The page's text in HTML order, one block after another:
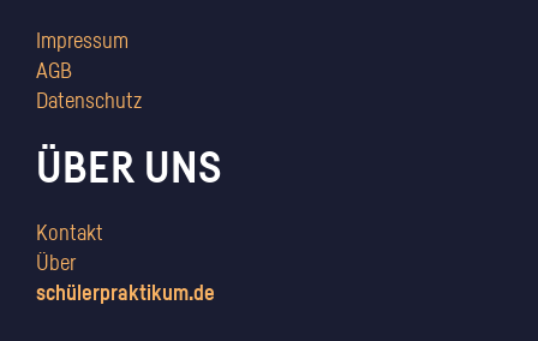
Impressum
AGB
Datenschutz
ÜBER UNS
Kontakt
Über
schülerpraktikum.de